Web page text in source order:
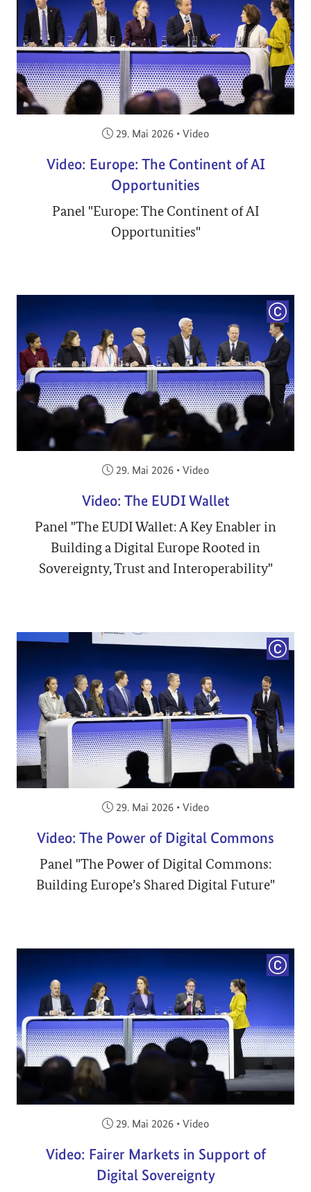
Veröffentlicht am:
29. Mai 2026 • Video
Video: Europe: The Continent of AI
Opportunities
Panel "Europe: The Continent of AI
Opportunities"
Veröffentlicht am:
29. Mai 2026 • Video
Video: The EUDI Wallet
Panel "The EUDI Wallet: A Key Enabler in
Building a Digital Europe Rooted in
Sovereignty, Trust and Interoperability"
Veröffentlicht am:
29. Mai 2026 • Video
Video: The Power of Digital Commons
Panel "The Power of Digital Commons:
Building Europe’s Shared Digital Future"
Veröffentlicht am:
29. Mai 2026 • Video
Video: Fairer Markets in Support of
Digital Sovereignty